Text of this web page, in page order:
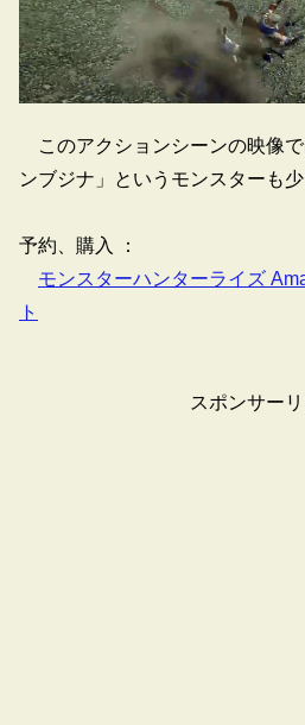
このアクションシーンの映像
ンブジナ」というモンスターも少
予約、購入 ：
モンスターハンターライズ
ト
スポンサー